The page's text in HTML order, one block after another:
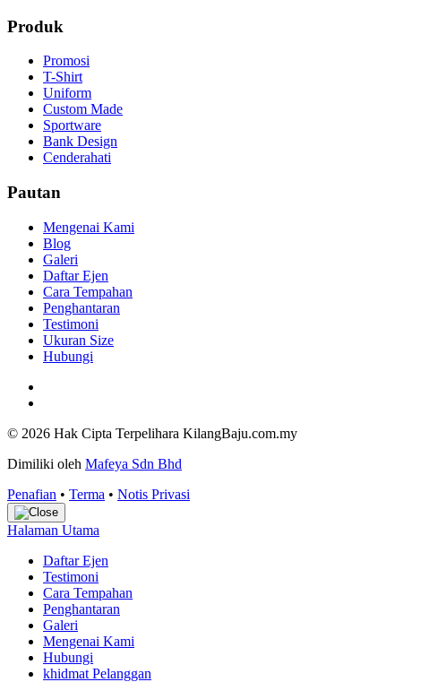
Produk
Promosi
T-Shirt
Uniform
Custom Made
Sportware
Bank Design
Cenderahati
Pautan
Mengenai Kami
Blog
Galeri
Daftar Ejen
Cara Tempahan
Penghantaran
Testimoni
Ukuran Size
Hubungi
© 2026 Hak Cipta Terpelihara KilangBaju.com.my
Dimiliki oleh Mafeya Sdn Bhd
Penafian • Terma • Notis Privasi
Halaman Utama
Daftar Ejen
Testimoni
Cara Tempahan
Penghantaran
Galeri
Mengenai Kami
Hubungi
khidmat Pelanggan